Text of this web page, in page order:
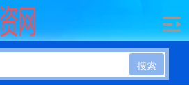
搜索